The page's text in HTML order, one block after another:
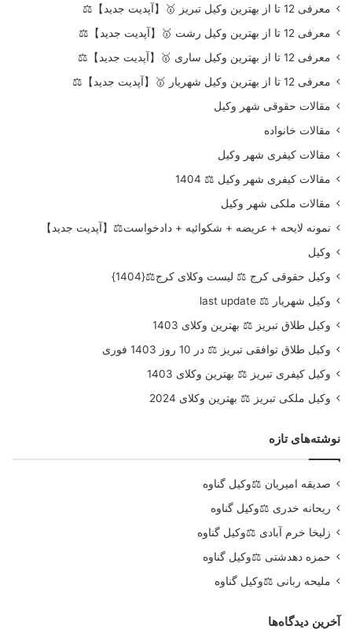
معرفی 12 تا از بهترین وکیل تبریز 🥇【آپدیت جدید】⚖️
معرفی 12 تا از بهترین وکیل رشت 🥇【آپدیت جدید】⚖️
معرفی 12 تا از بهترین وکیل ساری 🥇【آپدیت جدید】⚖️
معرفی 12 تا از بهترین وکیل شهریار 🥇【آپدیت جدید】⚖️
مقالات حقوقی شهر وکیل
مقالات خانواده
مقالات کیفری شهر وکیل
مقالات کیفری شهر وکیل ⚖️ 1404
مقالات ملکی شهر وکیل
نمونه لایحه + عریضه + شکوائیه + دادخواست⚖️【آپدیت جدید】
وکیل
وکیل حقوقی کرج ⚖️ لیست وکلای کرج⚖️{1404}
وکیل شهریار ⚖️ last update
وکیل طلاق تبریز ⚖️ بهترین وکلای 1403
وکیل طلاق توافقی تبریز ⚖️ در 10 روز 1403 فوری
وکیل کیفری تبریز ⚖️ بهترین وکلای 1403
وکیل ملکی تبریز ⚖️ بهترین وکلای 2024
نوشته‌های تازه
صدیقه امیریان ⚖️وکیل گناوه
ریحانه خدری ⚖️وکیل گناوه
زلیخا خرم آبادی ⚖️وکیل گناوه
حمزه دهدشتی ⚖️وکیل گناوه
ملیحه ربانی ⚖️وکیل گناوه
آخرین دیدگاه‌ها